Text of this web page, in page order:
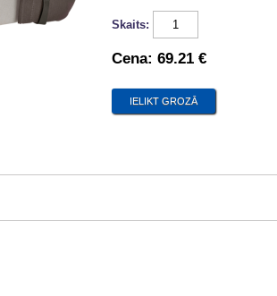
Skaits:
Cena: 69.21 €